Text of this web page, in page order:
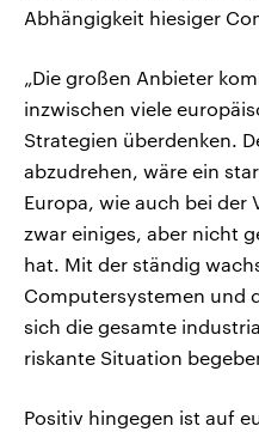
Abhängigkeit hiesiger
„Die großen Anbieter
inzwischen viele
Strategien überdenken.
abzudrehen, wäre ein
Europa, wie auch bei
zwar einiges, aber nicht
hat. Mit der ständig
Computersystemen und
sich die gesamte
riskante Situation
Positiv hingegen ist auf